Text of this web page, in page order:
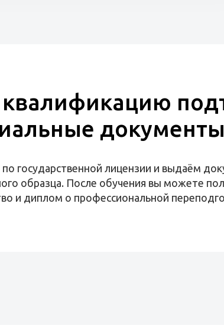
документы
государственной лицензии и выдаём
образца. После обучения вы можете
и диплом о профессиональной